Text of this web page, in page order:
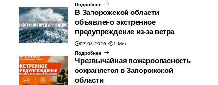
Подробнее
В Запорожской области
объявлено экстренное
предупреждение из-за ветра
07.08.2026
1 Мин.
Подробнее
Чрезвычайная пожароопасность
сохраняется в Запорожской
области